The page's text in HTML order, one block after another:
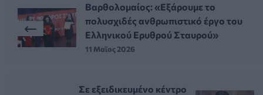
Βαρθολομαίος: «Εξάρουμε το
πολυσχιδές ανθρωπιστικό έργο του
Ελληνικού Ερυθρού Σταυρού»
11 Μαϊος 2026
Σε εξειδικευμένο κέντρο